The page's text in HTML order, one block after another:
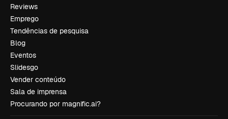
Reviews
Emprego
Tendências de pesquisa
Blog
Eventos
Slidesgo
Vender conteúdo
Sala de imprensa
Procurando por magnific.ai?